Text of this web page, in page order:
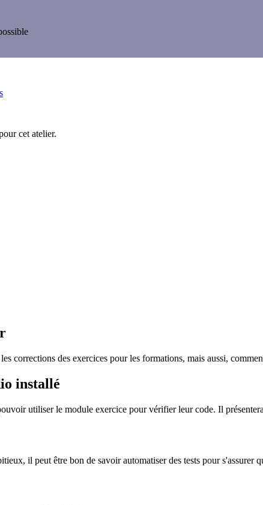
cet atelier.
corrections des exercices pour les formations, mais aussi,
installé
utiliser le module exercice pour vérifier leur code. Il
il peut être bon de savoir automatiser des tests pour s'assurer